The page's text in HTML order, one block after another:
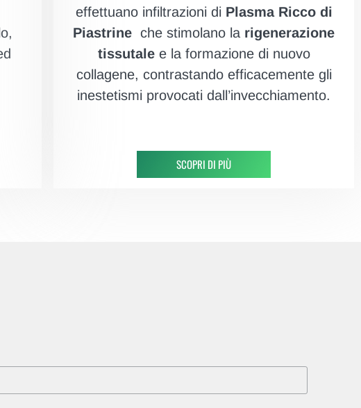
effettuano infiltrazioni di Plasma Ricco di
Piastrine che stimolano la rigenerazione
tissutalee la formazione di nuovo
collagene, contrastando efficacemente gli
inestetismi provocati dall’invecchiamento.
SCOPRI DI PIÙ